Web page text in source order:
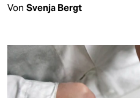
Von Svenja Bergt